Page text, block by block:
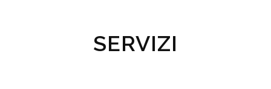
SERVIZI